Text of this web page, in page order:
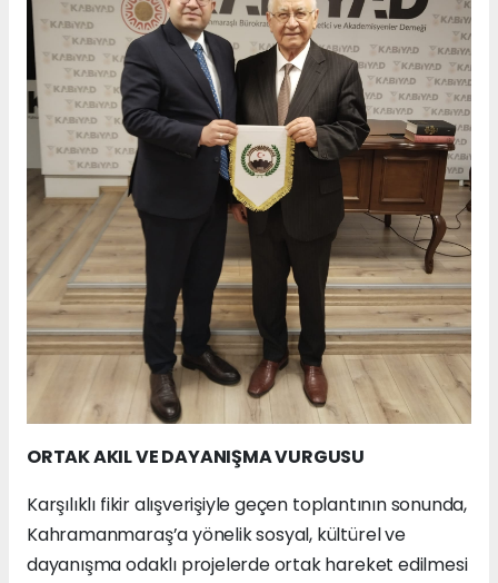
ORTAK AKIL VE DAYANIŞMA VURGUSU
Karşılıklı fikir alışverişiyle geçen toplantının sonunda,
Kahramanmaraş’a yönelik sosyal, kültürel ve
dayanışma odaklı projelerde ortak hareket edilmesi